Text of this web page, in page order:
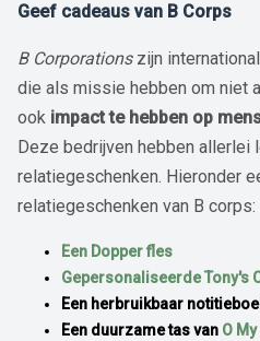
Geef cadeaus van B Corps
B Corporationszijn
die als missie hebben om niet
ook impact te hebben op
Deze bedrijven hebben allerlei
relatiegeschenken. Hieronder
relatiegeschenken van B corps:
Een Dopper fles
Gepersonaliseerde Tony's
Een herbruikbaar
Een duurzame tas van O